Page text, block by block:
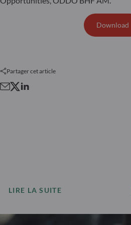
Download
Partager cet article
LIRE LA SUITE